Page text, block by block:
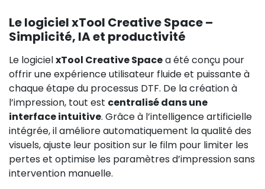
Le logiciel xTool Creative Space –
Simplicité, IA et productivité
Le logicielxTool Creative Spacea été conçu pour
offrir une expérience utilisateur fluide et puissante à
chaque étape du processus DTF. De la création à
l’impression, tout est centralisé dans une
interface intuitive. Grâce à l’intelligence artificielle
intégrée, il améliore automatiquement la qualité des
visuels, ajuste leur position sur le film pour limiter les
pertes et optimise les paramètres d’impression sans
intervention manuelle.